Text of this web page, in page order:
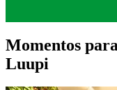
Momentos
Luupi